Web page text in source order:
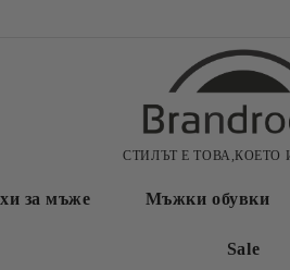
СТИЛЪТ Е ТОВА,КОЕТО
за мъже Мъжки обувки
Sale